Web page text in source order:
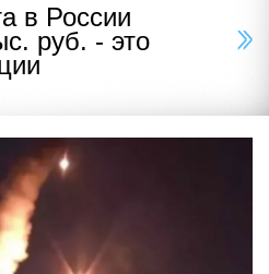
в России
руб. - это